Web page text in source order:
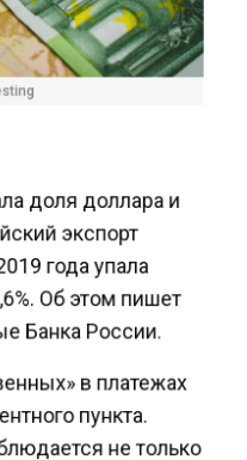
доля доллара и
экспорт
года упала
Об этом пишет
Банка России.
в платежах
пункта.
не только